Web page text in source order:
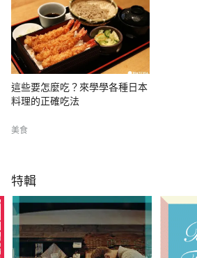
這些要怎麼吃？來學學各種日本
料理的正確吃法
美食
特輯